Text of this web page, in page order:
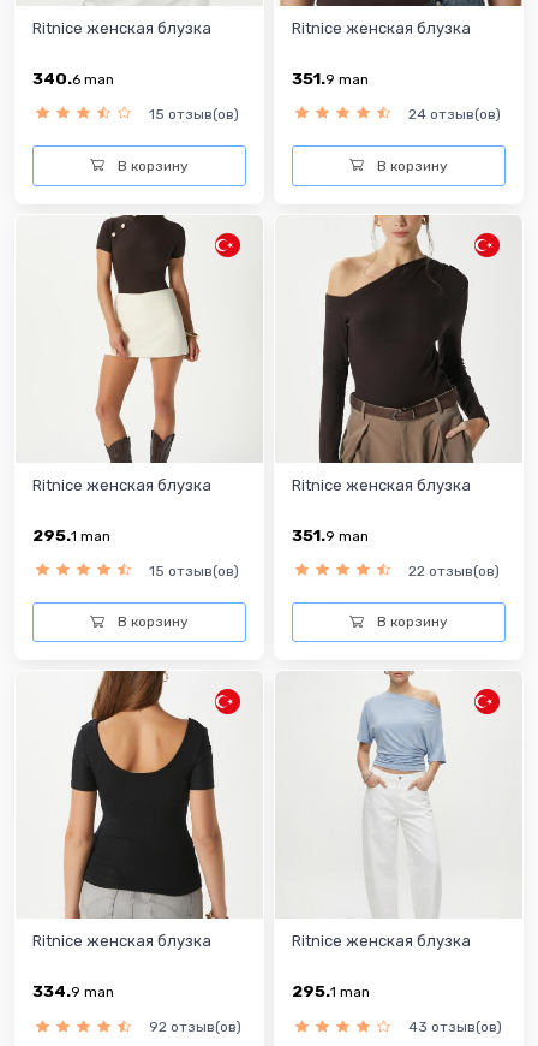
Ritnice женская блузка
340.6 man
15 отзыв(ов)
В корзину
Ritnice женская блузка
351.9 man
24 отзыв(ов)
В корзину
Ritnice женская блузка
295.1 man
15 отзыв(ов)
В корзину
Ritnice женская блузка
351.9 man
22 отзыв(ов)
В корзину
Ritnice женская блузка
334.9 man
92 отзыв(ов)
Ritnice женская блузка
295.1 man
43 отзыв(ов)